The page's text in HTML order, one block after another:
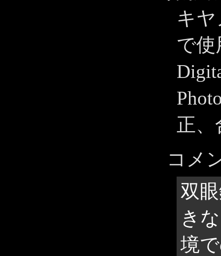
キヤ
で使
正、
コメ
双
き
境